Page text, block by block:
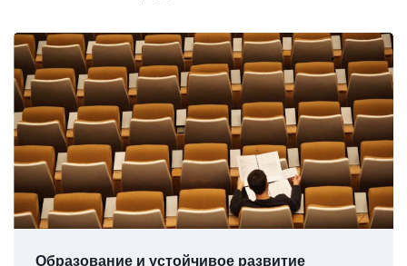
Образование и устойчивое развитие